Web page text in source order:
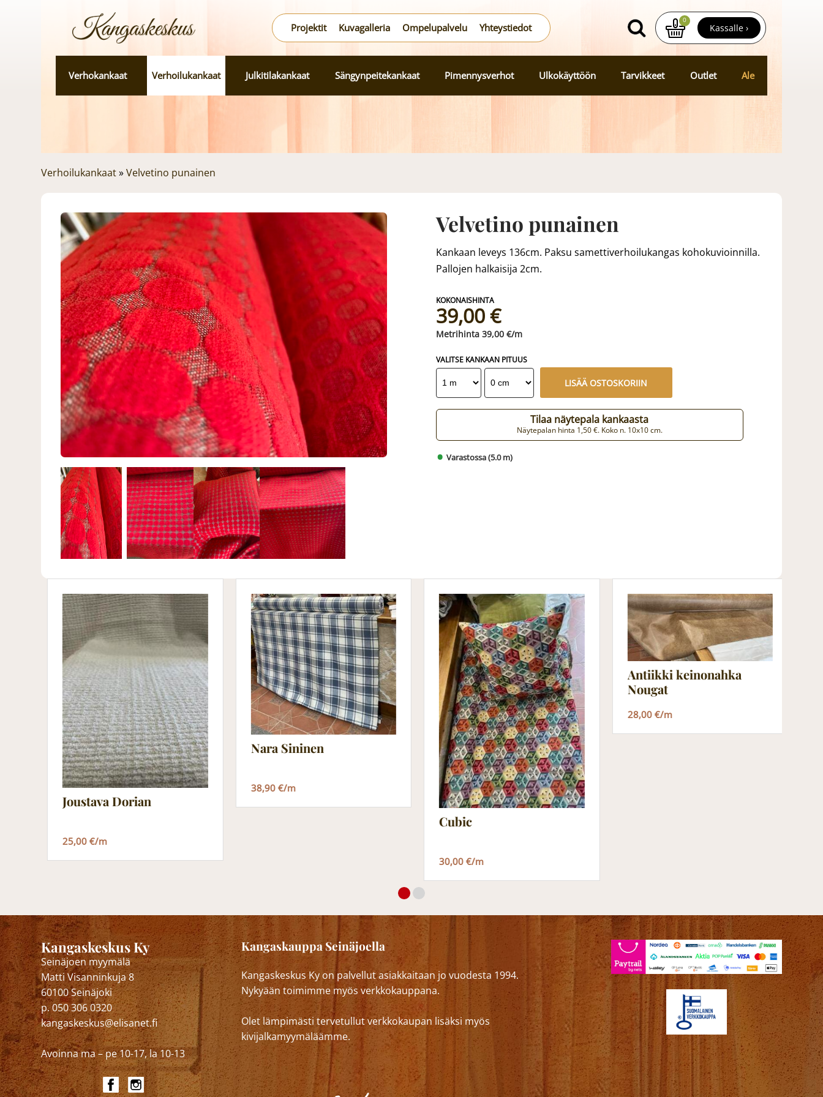
Projektit Kuvagalleria Ompelupalvelu Yhteystiedot
0
Kassalle ›
Verhokankaat Verhoilukankaat Julkitilakankaat Sängynpeitekankaat Pimennysverhot Ulkokäyttöön Tarvikkeet Outlet Ale
Verhoilukankaat»Velvetino punainen
Velvetino punainen
Kankaan leveys 136cm. Paksu samettiverhoilukangas kohokuvioinnilla.
Pallojen halkaisija 2cm.
39,00 €
39,00 €/m
VALITSE KANKAAN PITUUS
LISÄÄ OSTOSKORIIN
Tilaa näytepala kankaasta
Näytepalan hinta 1,50 €. Koko n. 10x10 cm.
Varastossa (5.0 m)
Joustava Dorian
25,00 €/m
Nara Sininen
38,90 €/m
Cubic
30,00 €/m
Antiikki keinonahka
Nougat
28,00 €/m
Kangaskeskus Ky
Seinäjoen myymälä
Matti Visanninkuja 8
60100 Seinäjoki
p. 050 306 0320
kangaskeskus@elisanet.fi
Avoinna ma – pe 10-17, la 10-13
Kangaskauppa Seinäjoella
Kangaskeskus Ky on palvellut asiakkaitaan jo vuodesta 1994.
Nykyään toimimme myös verkkokauppana.
Olet lämpimästi tervetullut verkkokaupan lisäksi myös
kivijalkamyymäläämme.